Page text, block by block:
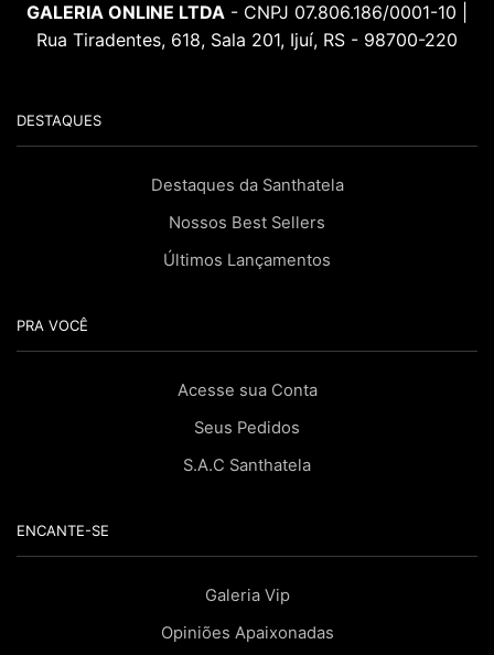
GALERIA ONLINE LTDA - CNPJ 07.806.186/0001-10 |
Rua Tiradentes, 618, Sala 201, Ijuí, RS - 98700-220
DESTAQUES
Destaques da Santhatela
Nossos Best Sellers
Últimos Lançamentos
PRA VOCÊ
Acesse sua Conta
Seus Pedidos
S.A.C Santhatela
ENCANTE-SE
Galeria Vip
Opiniões Apaixonadas